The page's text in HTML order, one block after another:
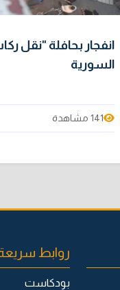
انفجار بحافلة "نقل
السورية
141 مشاهدة
روابط
بودكاست